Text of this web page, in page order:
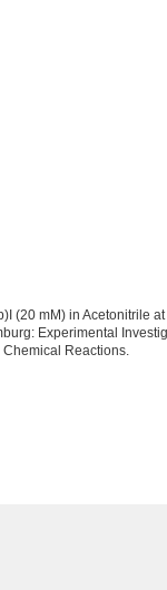
(20 mM) in Acetonitrile
Experimental
Reactions.